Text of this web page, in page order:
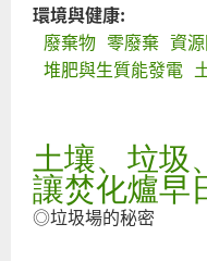
環境與健康:
廢棄物 零廢棄 資
堆肥與生質能發電
土壤、垃圾
讓焚化爐早
◎垃圾場的秘密